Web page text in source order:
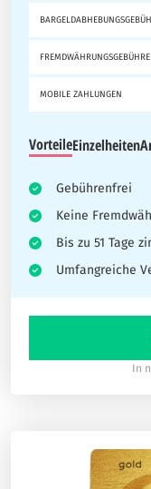
MOBILE ZAHLUNGEN
VorteileEinzelheiten
Gebührenfrei
Keine
Bis zu 51 Tage
Umfangreiche
In